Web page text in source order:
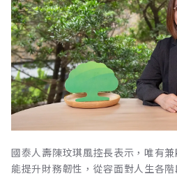
國泰人壽陳玟琪風控長表示，唯有
能提升財務韌性，從容面對人生各階